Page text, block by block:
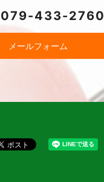
079-433-2760
メールフォーム